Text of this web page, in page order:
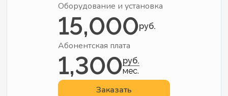
Оборудование и установка
15,000руб.
Абонентская плата
1,300руб.
мес.
Заказать